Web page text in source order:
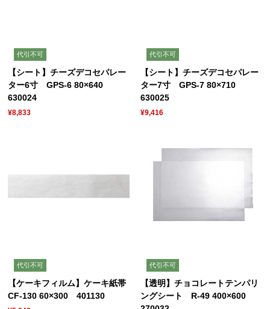
代引不可
【シート】チーズデコセパレー
ター6寸 GPS-6 80×640
630024
¥8,833
代引不可
【シート】チーズデコセパレー
ター7寸 GPS-7 80×710
630025
¥9,416
代引不可
【ケーキフィルム】ケーキ紙帯
CF-130 60×300 401130
代引不可
【透明】チョコレートテンパリ
ングシート R-49 400×600